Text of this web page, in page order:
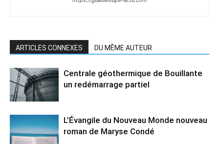
ARTICLES CONNEXES DU MÊME AUTEUR
Centrale géothermique de Bouillante
un redémarrage partiel
L’Évangile du Nouveau Monde nouveau
roman de Maryse Condé